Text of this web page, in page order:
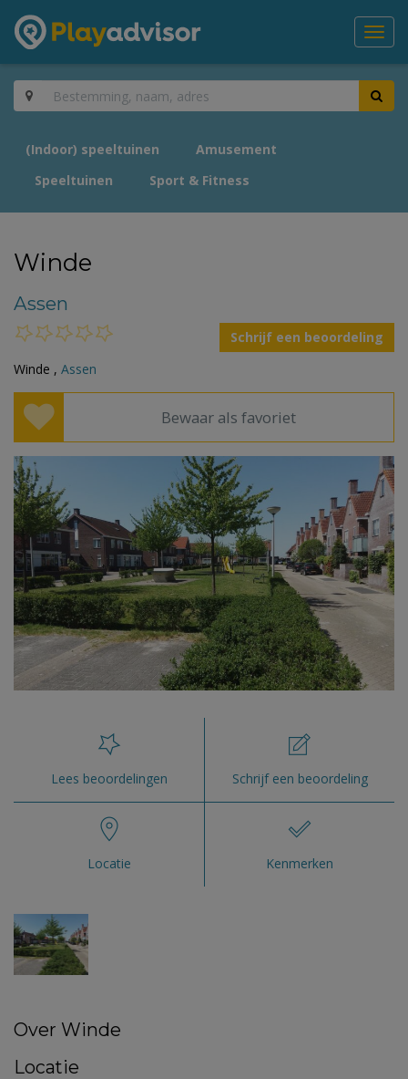
(Indoor) speeltuinen
Amusement
Speeltuinen
Sport & Fitness
Winde
Assen
Schrijf een beoordeling
Winde , Assen
Bewaar als favoriet
Lees beoordelingen Schrijf een beoordeling
Locatie Kenmerken
Over Winde
Locatie